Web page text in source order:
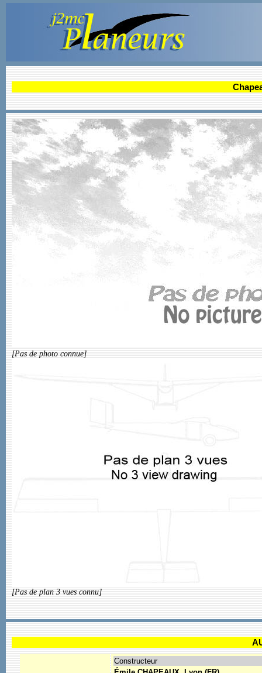
[Pas de photo connue]
[Pas de plan 3 vues connu]
Constructeur